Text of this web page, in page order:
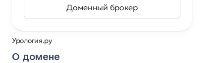
Урология.ру
О домене
Доменный брокер